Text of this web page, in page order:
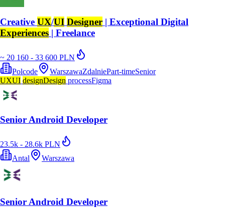
Creative UX/UI Designer | Exceptional Digital
Experiences | Freelance
~ 20 160 - 33 600 PLN
Polcode
WarszawaZdalniePart-timeSenior
UXUI designDesign processFigma
Senior Android Developer
23.5k - 28.6k PLN
Antal
Warszawa
Senior Android Developer